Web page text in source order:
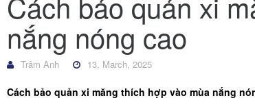
nắng nóng cao
Trâm Anh 13, March, 2025
Cách bảo quản xi măng thích hợp vào mùa nắng